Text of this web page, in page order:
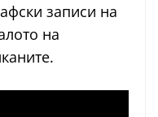
записи на
на